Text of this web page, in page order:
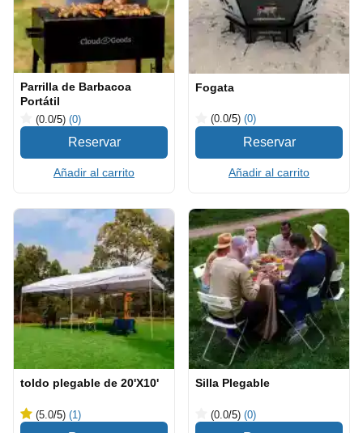
Parrilla de Barbacoa
Portátil
(0.0/5) (0)
Añadir al carrito
Fogata
(0.0/5) (0)
Añadir al carrito
toldo plegable de 20'X10'
(5.0/5) (1)
Silla Plegable
(0.0/5) (0)